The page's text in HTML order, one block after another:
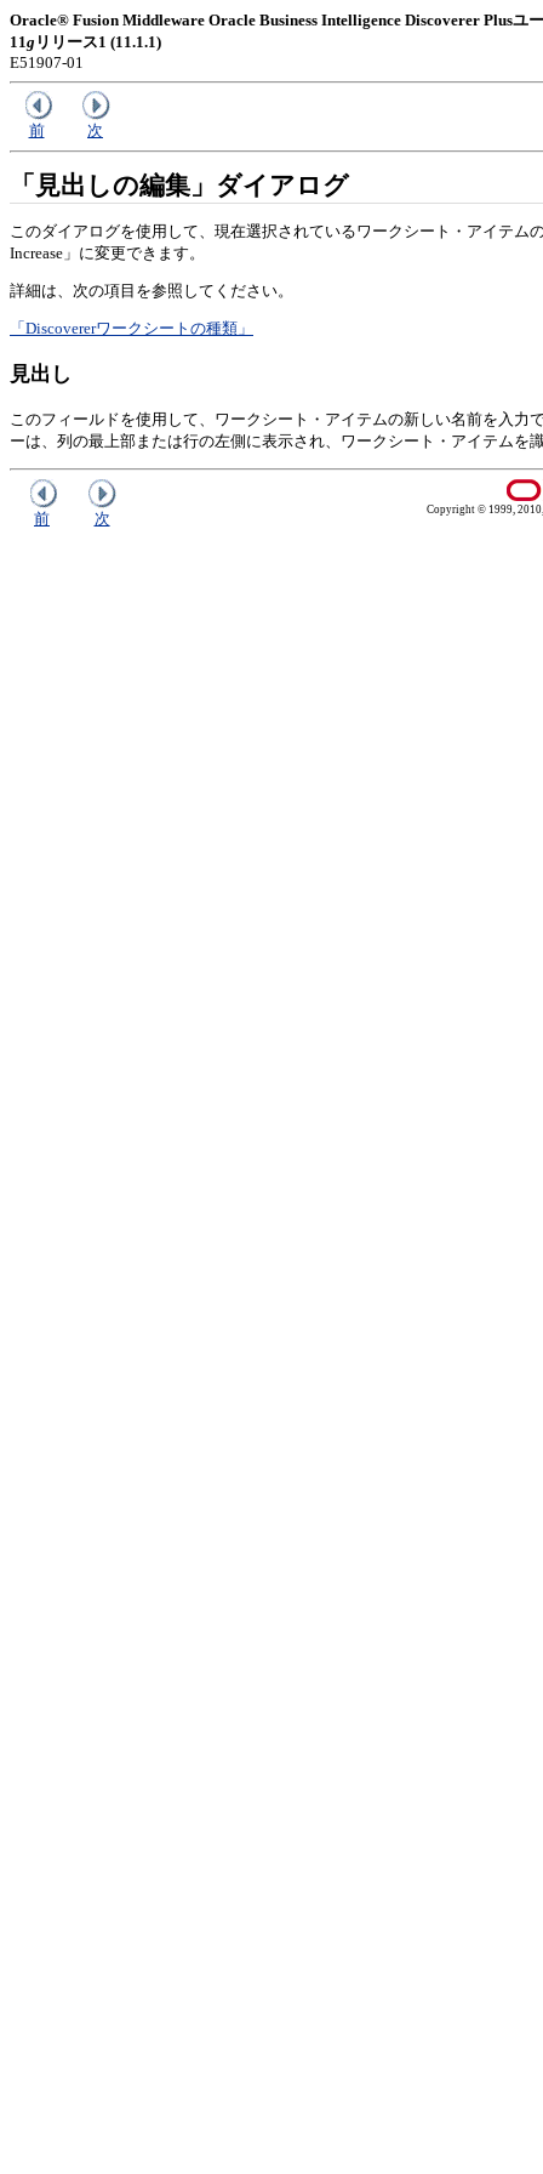
Oracle® Fusion Middleware Oracle Business Intelligence Discoverer Plusユ
11g リリース1 (11.1.1)
E51907-01
前 次
「見出しの編集」ダイアログ
このダイアログを使用して、現在選択されているワークシート・アイテム
Increase」に変更できます。
詳細は、次の項目を参照してください。
「Discovererワークシートの種類」
見出し
このフィールドを使用して、ワークシート・アイテムの新しい名前を入力
ーは、列の最上部または行の左側に表示され、ワークシート・アイテムを
前 次 Copyright © 1999,